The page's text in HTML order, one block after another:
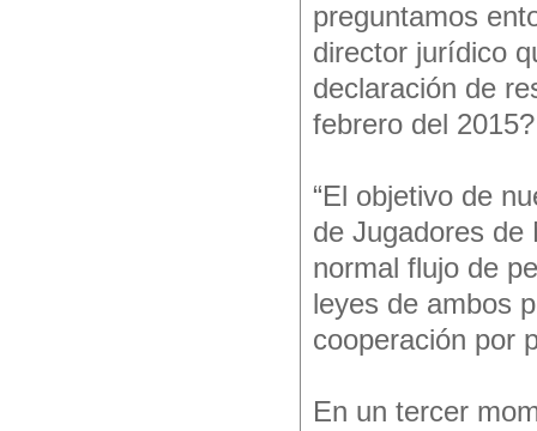
preguntamos
director jurídico
declaración de
febrero del 2015?
“El objetivo de
de Jugadores de
normal flujo de
leyes de ambos
cooperación por
En un tercer